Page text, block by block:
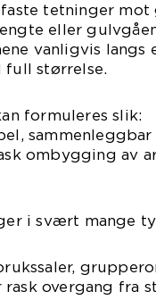
faste tetninger
eller
vanligvis
full størrelse.
formuleres slik:
ombygging av
i svært mange
rask overgang fra